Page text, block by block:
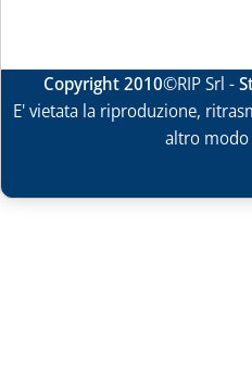
Copyright 2010©RIP Srl -
E' vietata la riproduzione,
altro modo